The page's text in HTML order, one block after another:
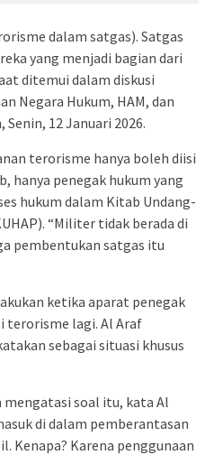
dalam satgas). Satgas
yang menjadi bagian dari
ditemui dalam diskusi
Negara Hukum, HAM, dan
12 Januari 2026.
terorisme hanya boleh diisi
hanya penegak hukum yang
hukum dalam Kitab Undang-
“Militer tidak berada di
pembentukan satgas itu
ketika aparat penegak
terorisme lagi. Al Araf
sebagai situasi khusus
mengatasi soal itu, kata Al
di dalam pemberantasan
Kenapa? Karena penggunaan